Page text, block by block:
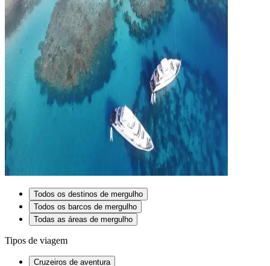
Todos os destinos de mergulho
Todos os barcos de mergulho
Todas as áreas de mergulho
Tipos de viagem
Cruzeiros de aventura